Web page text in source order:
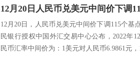
12月20日人民币兑美元中间价下调
12月20日，人民币兑美元中间价下调115个
民银行授权中国外汇交易中心公布，2022年
民币汇率中间价为：1美元对人民币6.9861元，